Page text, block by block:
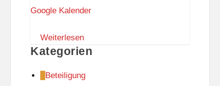
&
e
a
Google Kalender
Weiterlesen
Kategorien
Beteiligung